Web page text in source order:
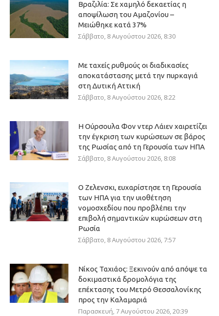
Βραζιλία: Σε χαμηλό δεκαετίας η
αποψίλωση του Αμαζονίου –
Μειώθηκε κατά 37%
Σάββατο, 8 Αυγούστου 2026, 8:30
Με ταχείς ρυθμούς οι διαδικασίες
αποκατάστασης μετά την πυρκαγιά
στη Δυτική Αττική
Σάββατο, 8 Αυγούστου 2026, 8:22
Η Ούρσουλα Φον ντερ Λάιεν χαιρετίζει
την έγκριση των κυρώσεων σε βάρος
της Ρωσίας από τη Γερουσία των ΗΠΑ
Σάββατο, 8 Αυγούστου 2026, 8:08
Ο Ζελενσκι, ευχαρίστησε τη Γερουσία
των ΗΠΑ για την υιοθέτηση
νομοσχεδίου που προβλέπει την
επιβολή σημαντικών κυρώσεων στη
Ρωσία
Σάββατο, 8 Αυγούστου 2026, 7:57
Νίκος Ταχιάος: Ξεκινούν από απόψε τα
δοκιμαστικά δρομολόγια της
επέκτασης του Μετρό Θεσσαλονίκης
προς την Καλαμαριά
Παρασκευή, 7 Αυγούστου 2026, 20:39